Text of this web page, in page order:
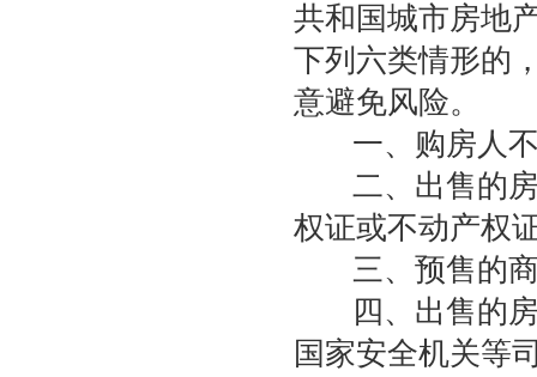
共和国城市房地
下列六类情形的
意避免风险。
一、购房人不
二、出售的房
权证或不动产权
三、预售的商
四、出售的房
国家安全机关等